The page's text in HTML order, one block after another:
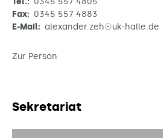
Fax: 0345 557 4883
E-Mail: alexander.zeh☉uk-halle.de
Zur Person
Sekretariat